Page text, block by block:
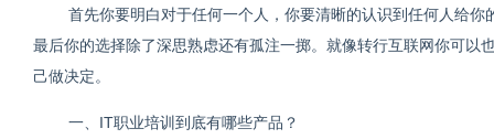
首先你要明白对于任何一个人，你要清晰的认识到任何人给
最后你的选择除了深思熟虑还有孤注一掷。就像转行互联网你可
己做决定。
一、IT职业培训到底有哪些产品？